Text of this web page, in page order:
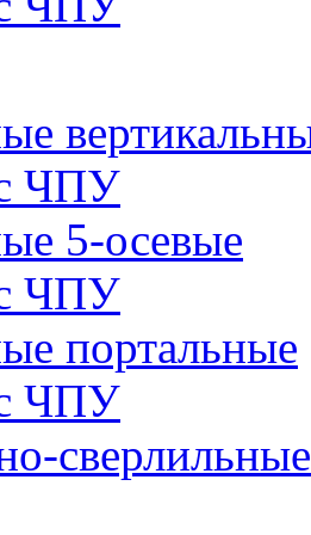
ЧПУ
5-осевые
ЧПУ
портальные
ЧПУ
сверлильные